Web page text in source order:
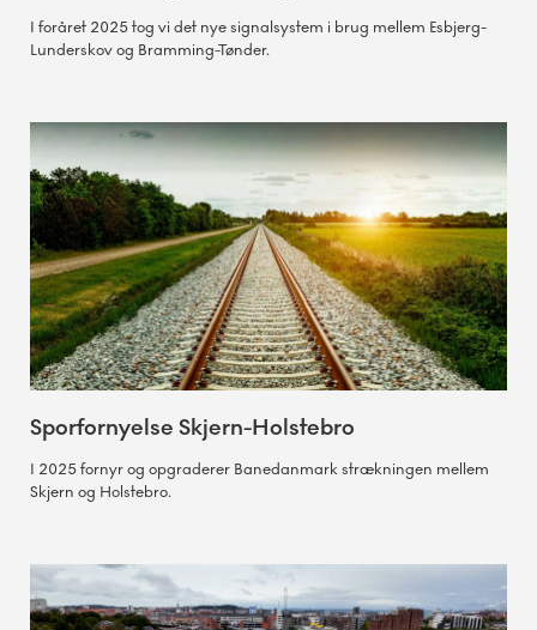
I foråret 2025 tog vi det nye signalsystem i brug mellem Esbjerg-
Lunderskov og Bramming-Tønder.
Sporfornyelse Skjern-Holstebro
I 2025 fornyr og opgraderer Banedanmark strækningen mellem
Skjern og Holstebro.